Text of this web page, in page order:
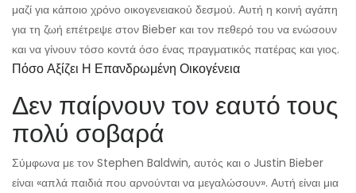
μαζί για κάποιο χρόνο οικογενειακού δεσμού. Αυτή η κοινή αγάπη
για τη ζωή επέτρεψε στον Bieber και τον πεθερό του να ενώσουν
και να γίνουν τόσο κοντά όσο ένας πραγματικός πατέρας και γιος.
Πόσο Αξίζει Η Επανδρωμένη Οικογένεια
Δεν παίρνουν τον εαυτό τους
πολύ σοβαρά
Σύμφωνα με τον Stephen Baldwin, αυτός και ο Justin Bieber
είναι «απλά παιδιά που αρνούνται να μεγαλώσουν». Αυτή είναι μια